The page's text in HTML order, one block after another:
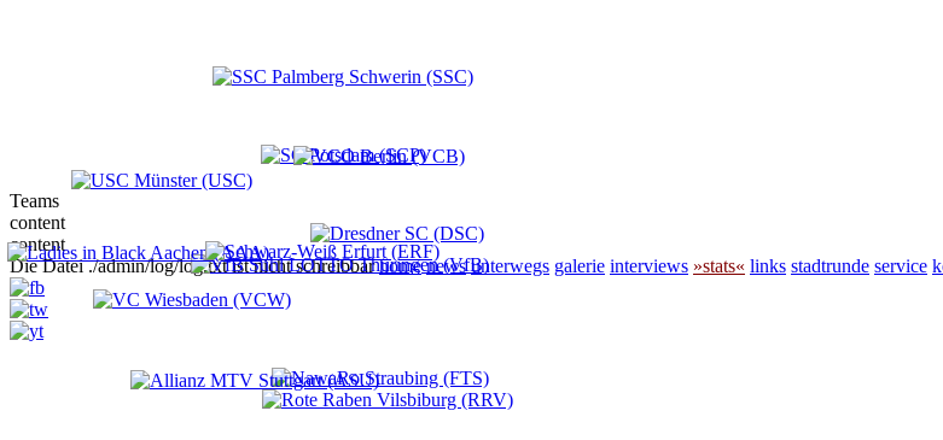
Teams
content
content
Die Datei ./admin/log/log.txt ist nicht schreibbarhome news unterwegs galerie interviews »stats« links stadtrunde service